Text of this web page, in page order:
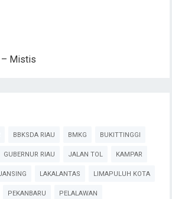
– Mistis
BBKSDA RIAU BMKG BUKITTINGGI
GUBERNUR RIAU JALAN TOL KAMPAR
LAKALANTAS LIMAPULUH KOTA
PEKANBARU PELALAWAN